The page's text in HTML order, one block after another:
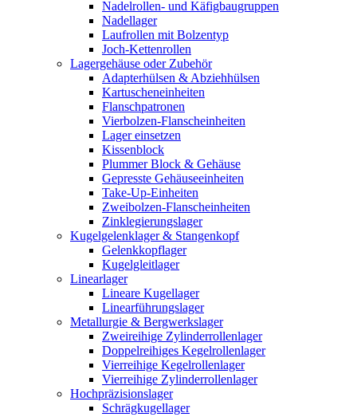
Nadelrollen- und Käfigbaugruppen
Nadellager
Laufrollen mit Bolzentyp
Joch-Kettenrollen
Lagergehäuse oder Zubehör
Adapterhülsen & Abziehhülsen
Kartuscheneinheiten
Flanschpatronen
Vierbolzen-Flanscheinheiten
Lager einsetzen
Kissenblock
Plummer Block & Gehäuse
Gepresste Gehäuseeinheiten
Take-Up-Einheiten
Zweibolzen-Flanscheinheiten
Zinklegierungslager
Kugelgelenklager & Stangenkopf
Gelenkkopflager
Kugelgleitlager
Linearlager
Lineare Kugellager
Linearführungslager
Metallurgie & Bergwerkslager
Zweireihige Zylinderrollenlager
Doppelreihiges Kegelrollenlager
Vierreihige Kegelrollenlager
Vierreihige Zylinderrollenlager
Hochpräzisionslager
Schrägkugellager